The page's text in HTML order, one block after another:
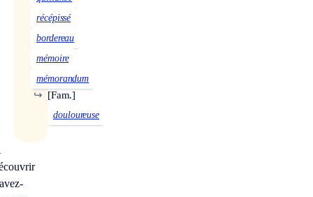
récépissé
bordereau
mémoire
mémorandum
[Fam.]
↪
douloureuse